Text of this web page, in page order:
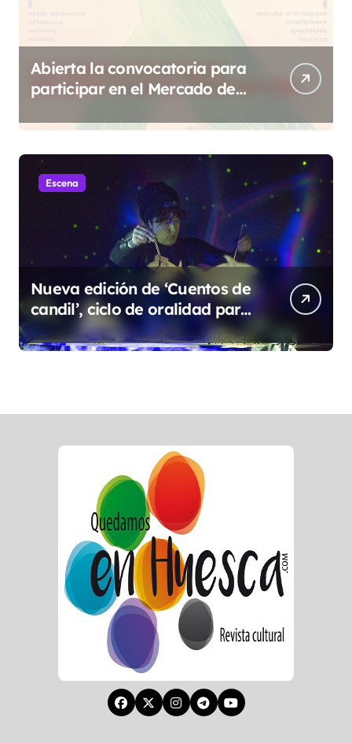
Abierta la convocatoria para
participar en el Mercado de
Escena
Nueva edición de ‘Cuentos de
candil’, ciclo de oralidad para
la microrruralidad de la Hoya